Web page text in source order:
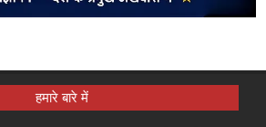
हमारे बारे में